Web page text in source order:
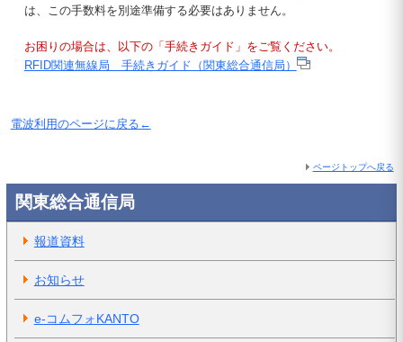
は、この手数料を別途準備する必要はありません。
お困りの場合は、以下の「手続きガイド」をご覧ください。
RFID関連無線局 手続きガイド（関東総合通信局）
電波利用のページに戻る←
ページトップへ戻る
関東総合通信局
報道資料
お知らせ
e-コムフォKANTO